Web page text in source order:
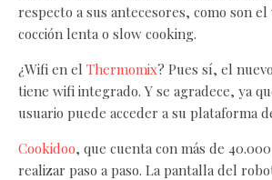
respecto a sus antecesores, como son
cocción lenta o slow cooking.
¿Wifi en el Thermomix? Pues sí, el
tiene wifi integrado. Y se agradece, ya
usuario puede acceder a su plataforma
Cookidoo, que cuenta con más de
realizar paso a paso. La pantalla del